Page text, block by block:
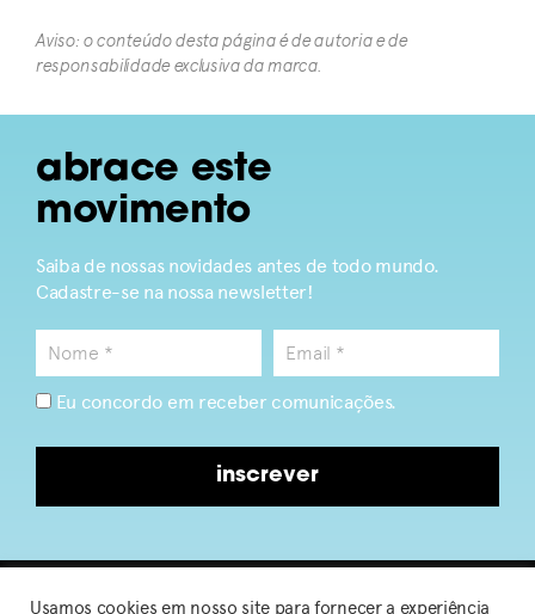
Aviso: o conteúdo desta página é de autoria e de
responsabilidade exclusiva da marca.​
abrace este
movimento
Saiba de nossas novidades antes de todo mundo.
Cadastre-se na nossa newsletter!
Eu concordo em receber comunicações.
inscrever
Usamos cookies em nosso site para fornecer a experiência